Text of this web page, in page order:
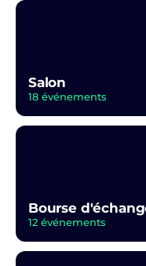
Salon
18 événements
Bourse
12 événements